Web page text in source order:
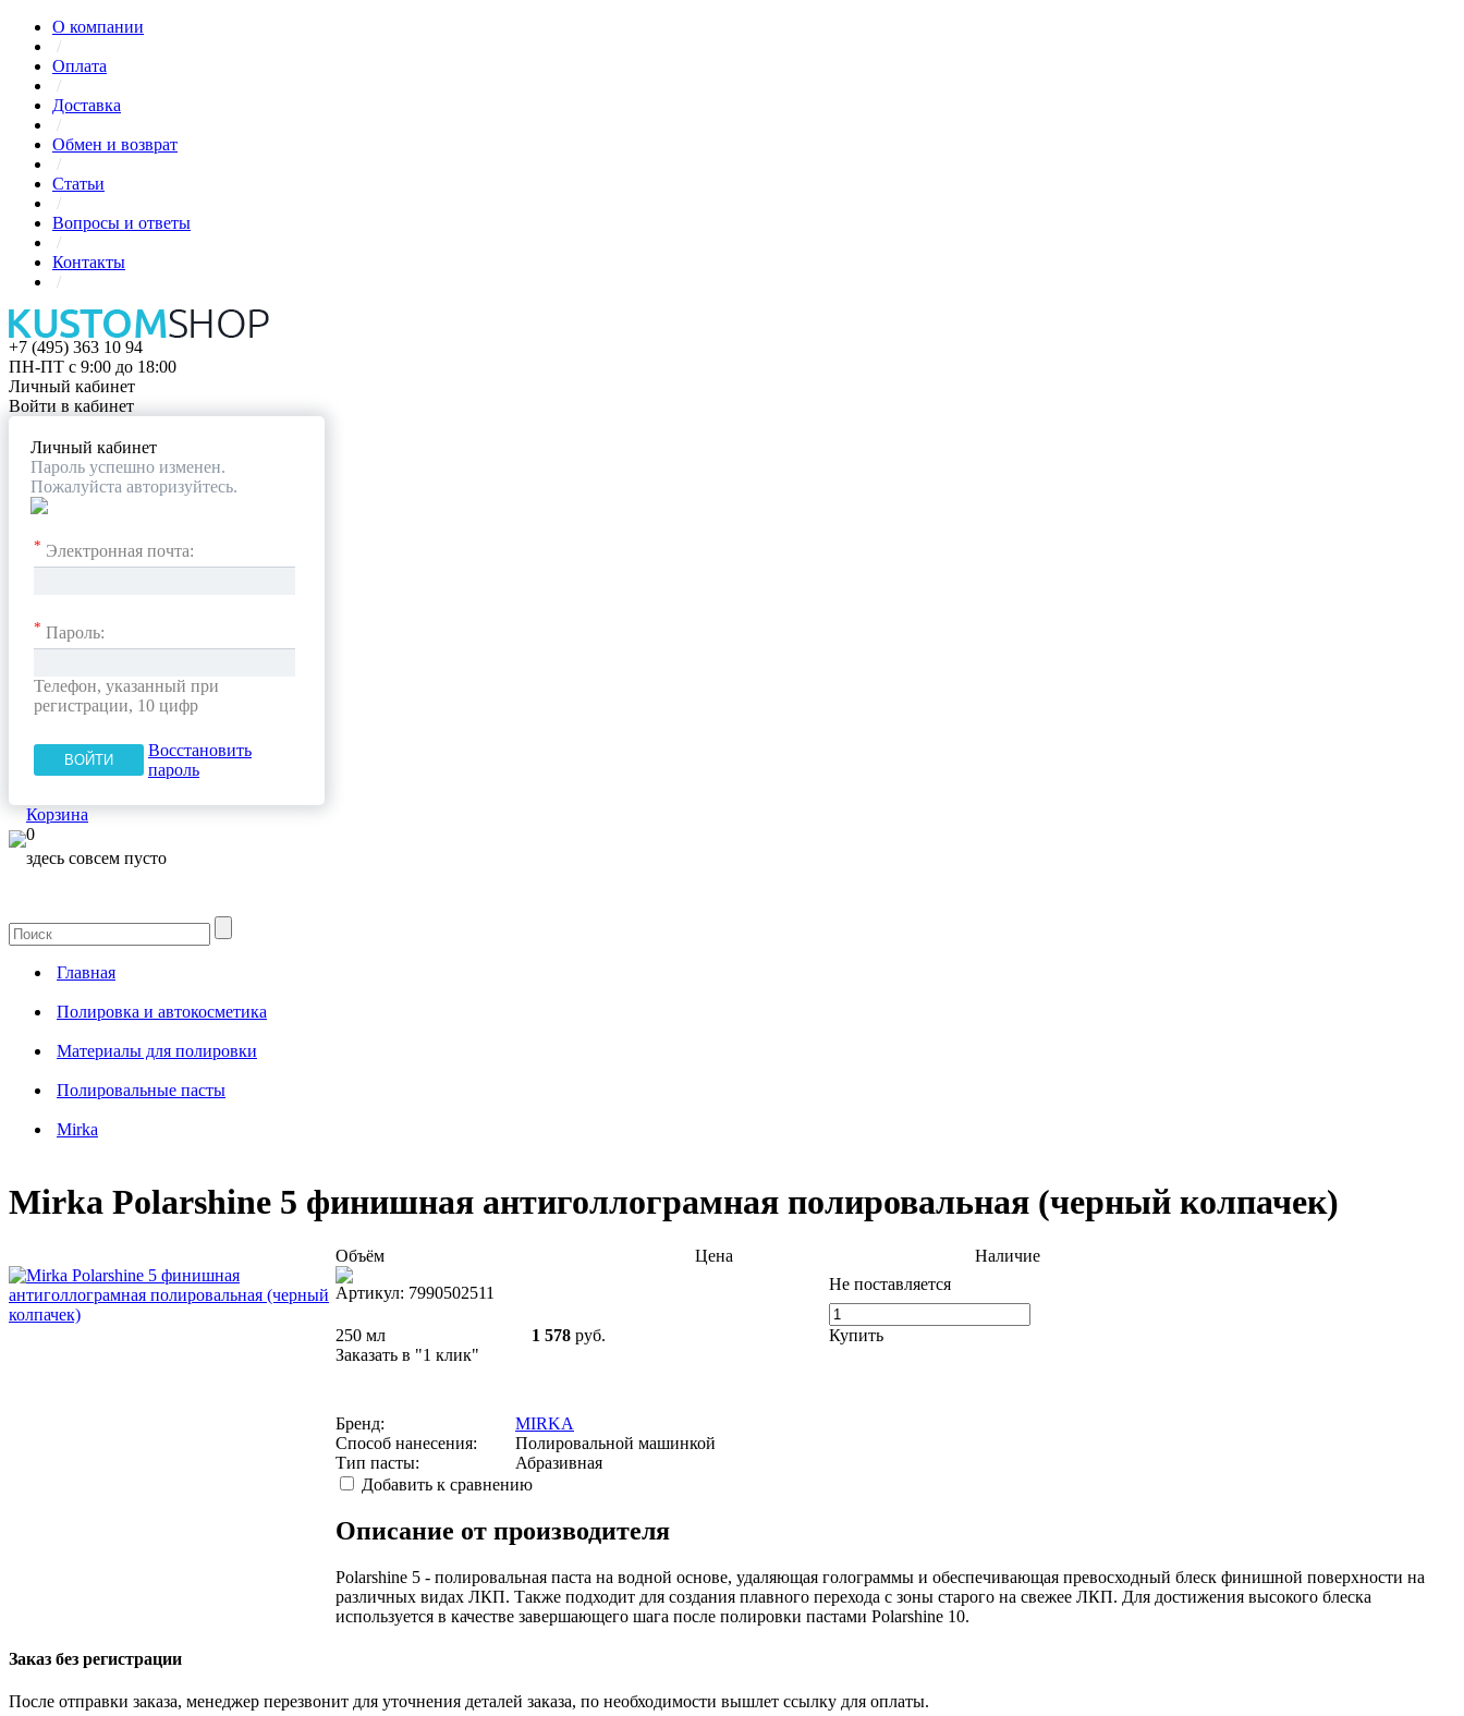
О компании
/
Оплата
/
Доставка
/
Обмен и возврат
/
Статьи
/
Вопросы и ответы
/
Контакты
/
+7 (495) 363 10 94
ПН-ПТ с 9:00 до 18:00
Личный кабинет
Войти в кабинет
Личный кабинет
Пароль успешно изменен.
Пожалуйста авторизуйтесь.
* Электронная почта:
* Пароль:
Телефон, указанный при
регистрации, 10 цифр
Восстановить
пароль
Корзина
0
здесь совсем пусто
Главная
Полировка и автокосметика
Материалы для полировки
Полировальные пасты
Mirka
Mirka Polarshine 5 финишная антиголлограмная полировальная (черный колпачек)
Объём Цена
Наличие
Артикул: 7990502511
Не поставляется
250 мл 1 578 руб.
Купить
Заказать в "1 клик"
Бренд:
MIRKA
Способ нанесения:
Полировальной машинкой
Тип пасты:
Абразивная
Добавить к сравнению
Описание от производителя
Polarshine 5 - полировальная паста на водной основе, удаляющая голограммы и обеспечивающая превосходный блеск финишной поверхности на
различных видах ЛКП. Также подходит для создания плавного перехода с зоны старого на свежее ЛКП. Для достижения высокого блеска
используется в качестве завершающего шага после полировки пастами Polarshine 10.
Заказ без регистрации
После отправки заказа, менеджер перезвонит для уточнения деталей заказа, по необходимости вышлет ссылку для оплаты.